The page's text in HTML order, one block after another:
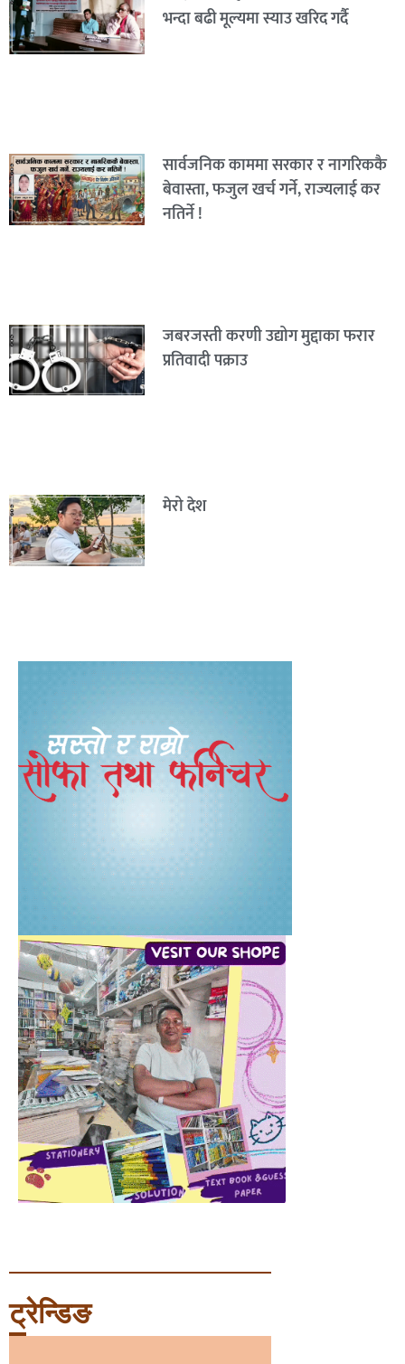
भन्दा बढी मूल्यमा स्याउ खरिद गर्दै
सार्वजनिक काममा सरकार र नागरिककै
बेवास्ता, फजुल खर्च गर्ने, राज्यलाई कर
नतिर्ने !
जबरजस्ती करणी उद्योग मुद्दाका फरार
प्रतिवादी पक्राउ
मेरो देश
ट्रेन्डिङ